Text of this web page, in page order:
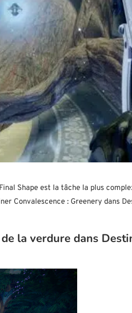
Shape est la tâche la plus
Convalescence : Greenery dans
la verdure dans